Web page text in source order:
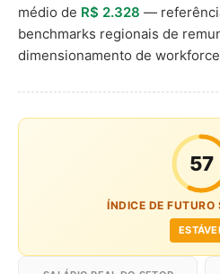
médio de R$ 2.328 —
benchmarks regionais de
dimensionamento de
57
ÍNDICE DE FUTURO